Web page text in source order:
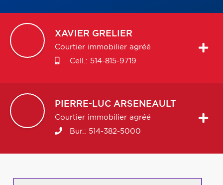
XAVIER GRELIER
Courtier immobilier agréé
Cell.: 514-815-9719
PIERRE-LUC ARSENEAULT
Courtier immobilier agréé
Bur.: 514-382-5000